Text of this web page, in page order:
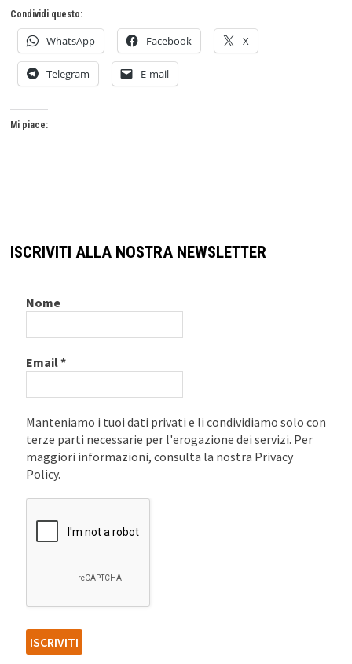
Condividi questo:
WhatsApp Facebook X
Telegram E-mail
Mi piace:
ISCRIVITI ALLA NOSTRA NEWSLETTER
Nome
Email*
Manteniamo i tuoi dati privati e li condividiamo solo con
terze parti necessarie per l'erogazione dei servizi. Per
maggiori informazioni, consulta la nostra Privacy
Policy.